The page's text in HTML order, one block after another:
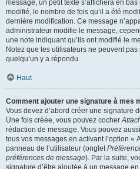
message, un petit texte s’affichera en
modifié, le nombre de fois qu’il a été
dernière modification. Ce message
administrateur modifie le message,
une note indiquant qu’ils ont modifié le
Notez que les utilisateurs ne peuvent
quelqu’un y a répondu.
Haut
Comment ajouter une signature à mes
Vous devez d’abord créer une signature
Une fois créée, vous pouvez cocher
rédaction de message. Vous pouvez
tous vos messages en activant l’option «
panneau de l’utilisateur (onglet
préférences de message). Par la suite,
signature d’être ajoutée à un message